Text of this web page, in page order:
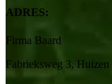
ADRES:
Firma Baard
Fabrieksweg 3,